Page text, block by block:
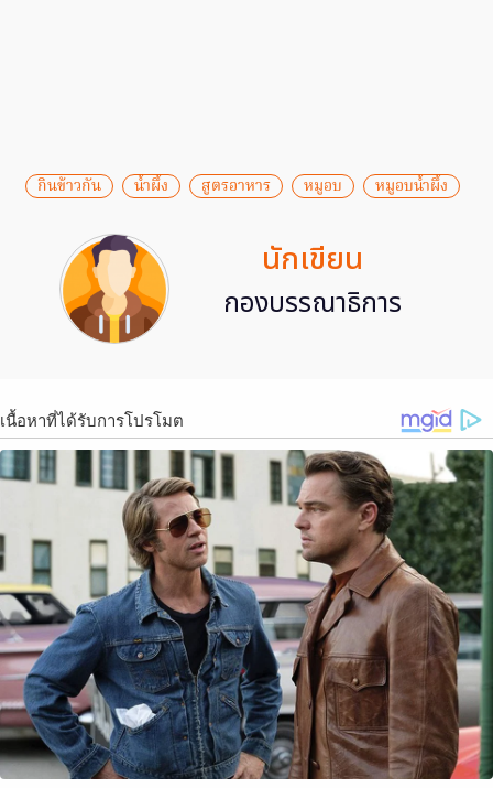
กินข้าวกัน น้ำผึ้ง สูตรอาหาร หมูอบ หมูอบน้ำผึ้ง
นักเขียน
กองบรรณาธิการ
เนื้อหาที่ได้รับการโปรโมต